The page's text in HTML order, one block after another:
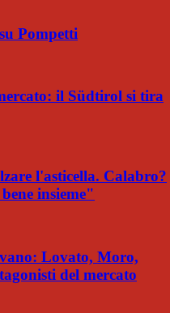
Pompetti
il Südtirol si tira
l'asticella. Calabro?
insieme"
Lovato, Moro,
del mercato